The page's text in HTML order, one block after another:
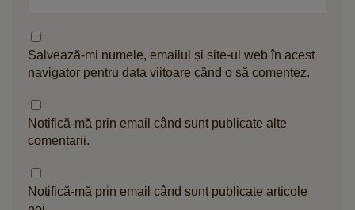
Salvează-mi numele, emailul și site-ul web în acest
navigator pentru data viitoare când o să comentez.
Notifică-mă prin email când sunt publicate alte
comentarii.
Notifică-mă prin email când sunt publicate articole